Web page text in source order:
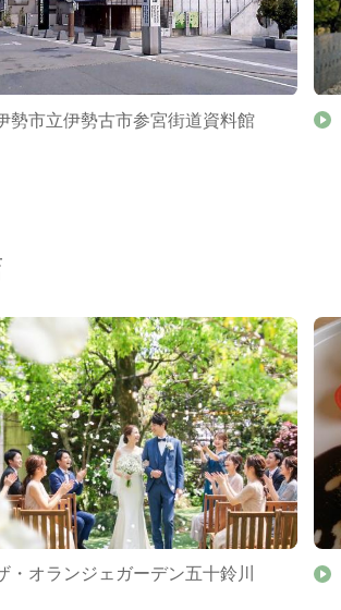
勢市立伊勢古市参宮街道資料館
・オランジェガーデン五十鈴川